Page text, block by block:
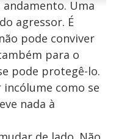
Uma
agressor. É
pode conviver
para o
pode protegê-lo.
como se
nada à